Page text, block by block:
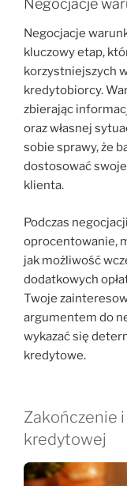
Negocjacje
Negocjacje
kluczowy etap,
korzystniejszych
kredytobiorcy.
zbierając
oraz własnej
sobie sprawy, że
dostosować
klienta.
Podczas
oprocentowanie,
jak możliwość
dodatkowych
Twoje
argumentem do
wykazać się
kredytowe.
Zakończenie
kredytowej